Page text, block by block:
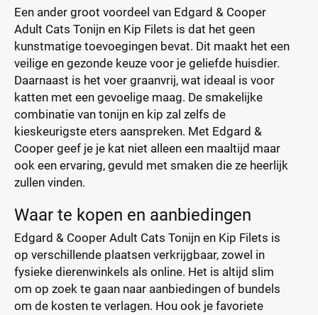
Een ander groot voordeel van Edgard & Cooper
Adult Cats Tonijn en Kip Filets is dat het geen
kunstmatige toevoegingen bevat. Dit maakt het een
veilige en gezonde keuze voor je geliefde huisdier.
Daarnaast is het voer graanvrij, wat ideaal is voor
katten met een gevoelige maag. De smakelijke
combinatie van tonijn en kip zal zelfs de
kieskeurigste eters aanspreken. Met Edgard &
Cooper geef je je kat niet alleen een maaltijd maar
ook een ervaring, gevuld met smaken die ze heerlijk
zullen vinden.
Waar te kopen en aanbiedingen
Edgard & Cooper Adult Cats Tonijn en Kip Filets is
op verschillende plaatsen verkrijgbaar, zowel in
fysieke dierenwinkels als online. Het is altijd slim
om op zoek te gaan naar aanbiedingen of bundels
om de kosten te verlagen. Hou ook je favoriete